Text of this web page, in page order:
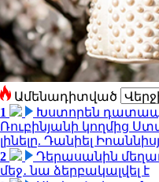
Ամենադիտված
1
Խստորեն
Ռուբինյանի կողմից
լինելը. Դանիել
2
Դերասանին
մեջ․ նա ձերբակալվել է